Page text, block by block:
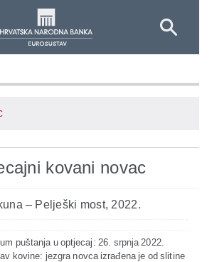
kovani novac
– Pelješki most, 2022.
puštanja u optjecaj: 26. srpnja 2022.
kovine: jezgra novca izrađena je od slitine